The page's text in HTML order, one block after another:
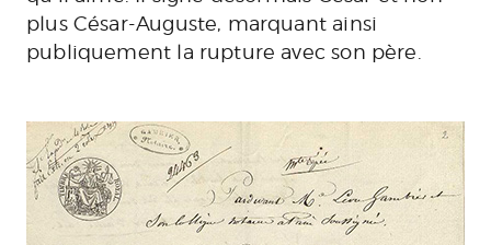
plus César-Auguste, marquant ainsi
publiquement la rupture avec son père.